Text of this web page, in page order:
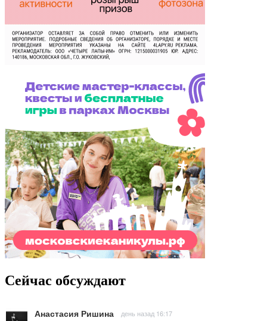
Сейчас обсуждают
Анастасия Ришина день назад 16:17